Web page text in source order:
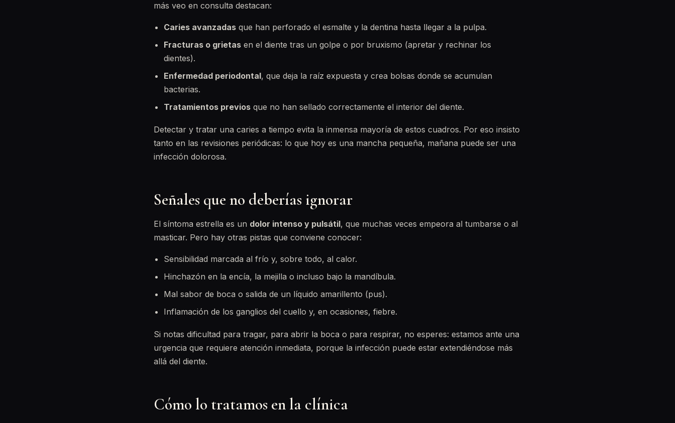
más veo en consulta destacan:
Caries avanzadas que han perforado el esmalte y la dentina hasta llegar a la pulpa.
Fracturas o grietas en el diente tras un golpe o por bruxismo (apretar y rechinar los
dientes).
Enfermedad periodontal, que deja la raíz expuesta y crea bolsas donde se acumulan
bacterias.
Tratamientos previos que no han sellado correctamente el interior del diente.
Detectar y tratar una caries a tiempo evita la inmensa mayoría de estos cuadros. Por eso insisto
tanto en las revisiones periódicas: lo que hoy es una mancha pequeña, mañana puede ser una
infección dolorosa.
Señales que no deberías ignorar
El síntoma estrella es un dolor intenso y pulsátil, que muchas veces empeora al tumbarse o al
masticar. Pero hay otras pistas que conviene conocer:
Sensibilidad marcada al frío y, sobre todo, al calor.
Hinchazón en la encía, la mejilla o incluso bajo la mandíbula.
Mal sabor de boca o salida de un líquido amarillento (pus).
Inflamación de los ganglios del cuello y, en ocasiones, fiebre.
Si notas dificultad para tragar, para abrir la boca o para respirar, no esperes: estamos ante una
urgencia que requiere atención inmediata, porque la infección puede estar extendiéndose más
allá del diente.
Cómo lo tratamos en la clínica